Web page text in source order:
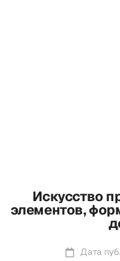
Искусство
элементов,
Дата